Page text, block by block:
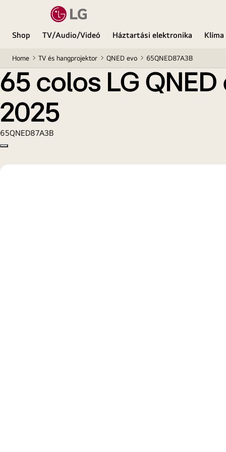
Shop TV/Audio/Videó Háztartási elektronika Klíma
Home TV és hangprojektor QNED evo 65QNED87A3B
65 colos LG QNED evo AI QNED87 MiniLED 4K
65 colos LG
2025
65QNED87A3B
Copy model name